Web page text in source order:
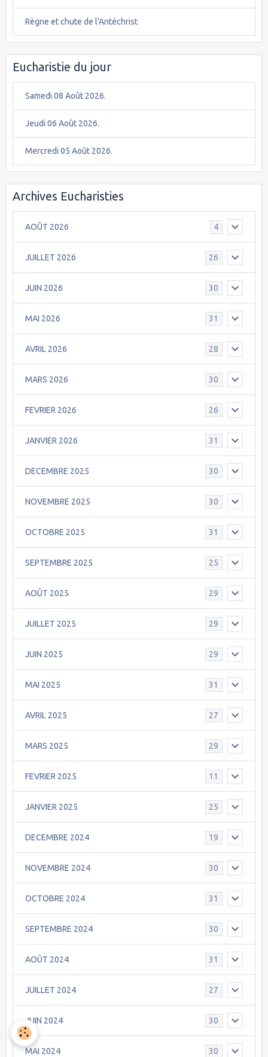
Règne et chute de l'Antéchrist
Eucharistie du jour
Samedi 08 Août 2026.
Jeudi 06 Août 2026.
Mercredi 05 Août 2026.
Archives Eucharisties
AOÛT 2026 4
JUILLET 2026 26
JUIN 2026 30
MAI 2026 31
AVRIL 2026 28
MARS 2026 30
FEVRIER 2026 26
JANVIER 2026 31
DECEMBRE 2025 30
NOVEMBRE 2025 30
OCTOBRE 2025 31
SEPTEMBRE 2025 25
AOÛT 2025 29
JUILLET 2025 29
JUIN 2025 29
MAI 2025 31
AVRIL 2025 27
MARS 2025 29
FEVRIER 2025 11
JANVIER 2025 25
DECEMBRE 2024 19
NOVEMBRE 2024 30
OCTOBRE 2024 31
SEPTEMBRE 2024 30
AOÛT 2024 31
JUILLET 2024 27
JUIN 2024 30
MAI 2024 30